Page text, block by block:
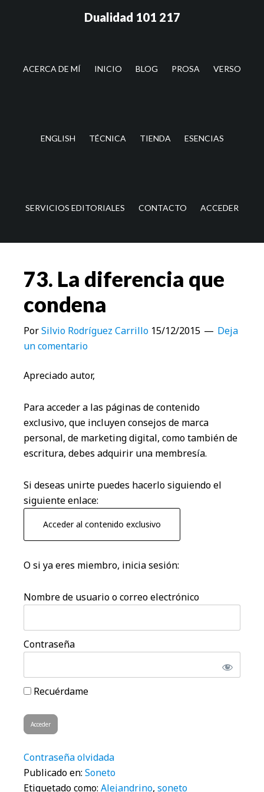
lateral
Dualidad 101 217
ACERCA DE MÍ INICIO BLOG PROSA VERSO
ENGLISH TÉCNICA TIENDA ESENCIAS
SERVICIOS EDITORIALES CONTACTO ACCEDER
73. La diferencia que
condena
PorSilvio Rodríguez Carrillo 15/12/2015
Deja
un comentario
Apreciado autor,
Para acceder a las páginas de contenido
exclusivo, que incluyen consejos de marca
personal, de marketing digital, como también de
escritura, debes adquirir una membresía.
Si deseas unirte puedes hacerlo siguiendo el
siguiente enlace:
Acceder al contenido exclusivo
O si ya eres miembro, inicia sesión:
Nombre de usuario o correo electrónico
Contraseña
Recuérdame
Contraseña olvidada
Publicado en: Soneto
Etiquetado como: Alejandrino, soneto